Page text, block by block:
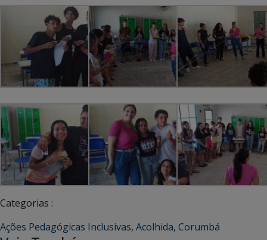
Categorias :
Ações Pedagógicas Inclusivas, Acolhida, Corumbá